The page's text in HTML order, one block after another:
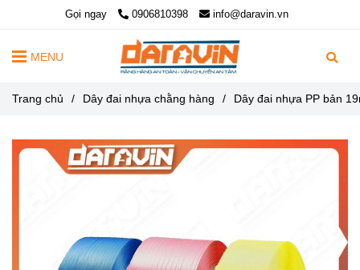
Gọi ngay 0906810398 info@daravin.vn
MENU
Trang chủ / Dây đai nhựa chằng hàng / Dây đai nhựa PP bản